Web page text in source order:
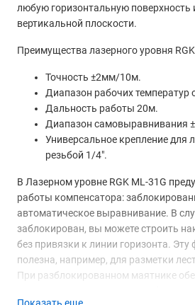
любую горизонтальную поверхность
вертикальной плоскости.
Преимущества лазерного уровня
Точность ±2мм/10м.
Диапазон рабочих температур
Дальность работы 20м.
Диапазон самовыравнивания
Универсальное крепление для
резьбой 1/4".
В Лазерном уровне RGK ML-31G
работы компенсатора:
автоматическое выравнивание. В
заблокирован, вы можете строить
без привязки к линии горизонта. Эту
полезна, например, для разметки
При разблокированном маятнике